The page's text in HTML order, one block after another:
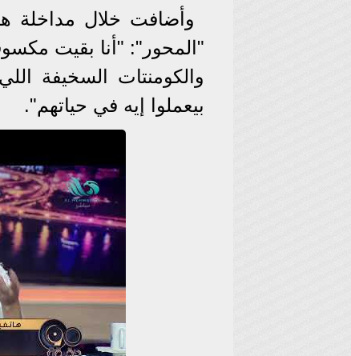
"المحور": "أنا بقيت
والكومنتات السخيفة
بيعملوا إيه في حياتهم".